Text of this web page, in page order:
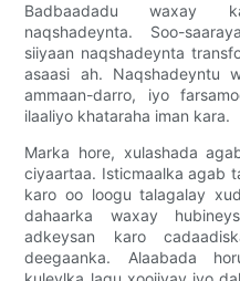
Badbaadadu waxay
naqshadeynta. Soo-
siiyaan naqshadeynta
asaasi ah. Naqshadeyntu
ammaan-darro, iyo
ilaaliyo khataraha iman kara.
Marka hore, xulashada
ciyaartaa. Isticmaalka agab
karo oo loogu talagalay
dahaarka waxay
adkeysan karo
deegaanka. Alaabada